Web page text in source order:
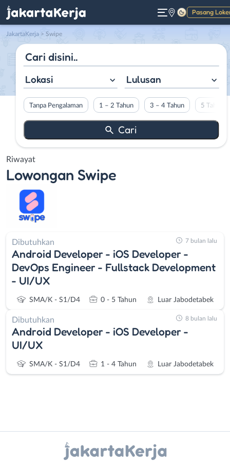
Pasang
Gelap
JakartaKerja > Swipe
Lokasi Lulusan
Tanpa Pengalaman 1 – 2 Tahun 3 – 4 Tahun 5 Tahun
Riwayat
Lowongan Swipe
Dibutuhkan
Android Developer - iOS Developer -
DevOps Engineer - Fullstack Development
- UI/UX
SMA/K - S1/D4 0 - 5 Tahun Luar Jabodetabek
7 bulan lalu
Dibutuhkan
Android Developer - iOS Developer -
UI/UX
SMA/K - S1/D4 1 - 4 Tahun Luar Jabodetabek
8 bulan lalu
X - Twitter Telegram
Kanal Lainnya..